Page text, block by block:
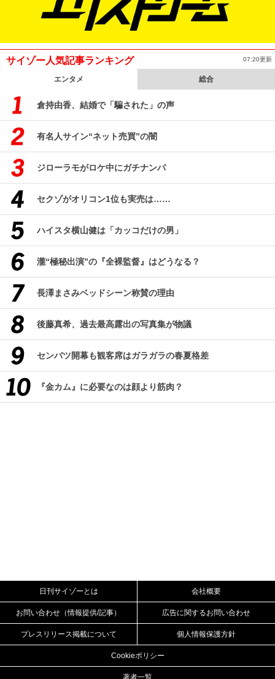
サイゾー人気記事ランキング 07:20更新
エンタメ 総合
倉持由香、結婚で「騙された」の声
有名人サイン“ネット売買”の闇
ジローラモがロケ中にガチナンパ
セクゾがオリコン1位も実売は……
ハイスタ横山健は「カッコだけの男」
瀧“極秘出演”の『全裸監督』はどうなる？
長澤まさみベッドシーン称賛の理由
後藤真希、過去最高露出の写真集が物議
センバツ開幕も観客席はガラガラの春夏格差
『金カム』に必要なのは顔より筋肉？
日刊サイゾーとは 会社概要
お問い合わせ（情報提供/記事） 広告に関するお問い合わせ
プレスリリース掲載について 個人情報保護方針
Cookieポリシー
著者一覧